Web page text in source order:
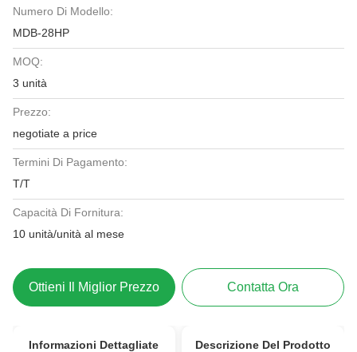
Numero Di Modello:
MDB-28HP
MOQ:
3 unità
Prezzo:
negotiate a price
Termini Di Pagamento:
T/T
Capacità Di Fornitura:
10 unità/unità al mese
Ottieni Il Miglior Prezzo Contatta Ora
Informazioni Dettagliate Descrizione Del Prodotto